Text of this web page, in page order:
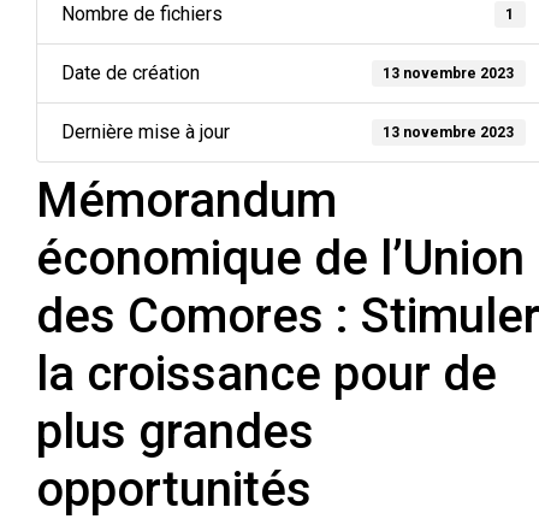
Nombre de fichiers 1
Date de création 13 novembre 2023
Dernière mise à jour 13 novembre 2023
Mémorandum
économique de l’Union
des Comores : Stimuler
la croissance pour de
plus grandes
opportunités